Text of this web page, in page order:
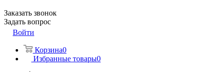
Заказать звонок
Задать вопрос
Войти
Корзина0
Избранные товары0